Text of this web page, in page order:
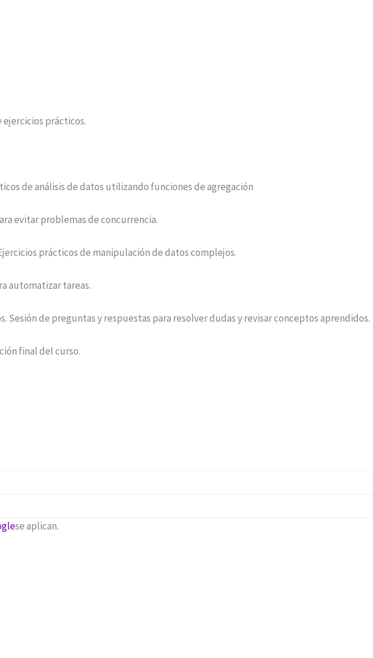
ejercicios prácticos.
de análisis de datos utilizando funciones de agregación
evitar problemas de concurrencia.
prácticos de manipulación de datos complejos.
automatizar tareas.
Sesión de preguntas y respuestas para resolver dudas y revisar conceptos aprendidos.
final del curso.
se aplican.